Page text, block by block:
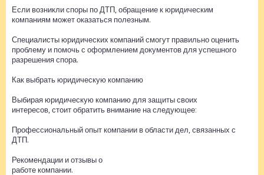
Если возникли споры по ДТП, обращение к юридическим
компаниям может оказаться полезным.
Специалисты юридических компаний смогут правильно оценить
проблему и помочь с оформлением документов для успешного
разрешения спора.
Как выбрать юридическую компанию
Выбирая юридическую компанию для защиты своих
интересов, стоит обратить внимание на следующее:
Профессиональный опыт компании в области дел, связанных с
ДТП.
Рекомендации и отзывы о
работе компании.